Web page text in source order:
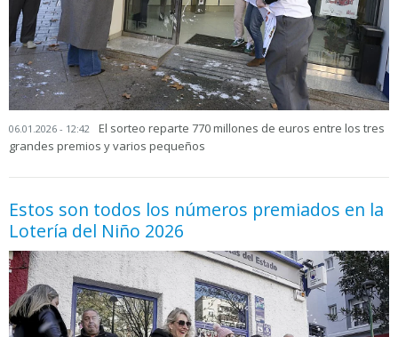
06.01.2026 - 12:42
El sorteo reparte 770 millones de euros entre los tres
grandes premios y varios pequeños
Estos son todos los números premiados en la
Lotería del Niño 2026